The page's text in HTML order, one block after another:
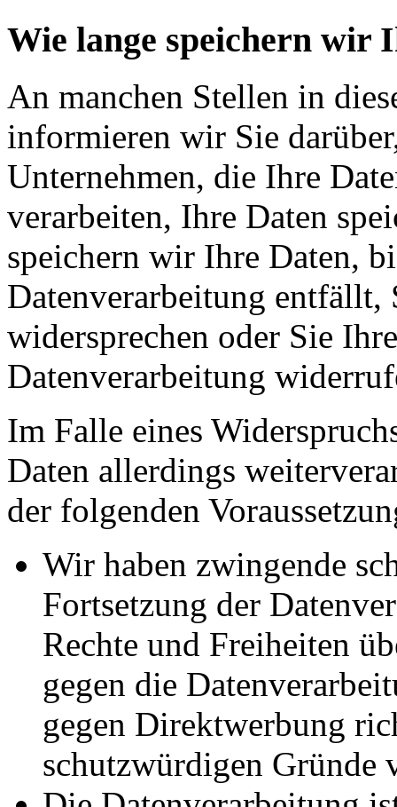
Wie lange speichern wir
An manchen Stellen in
informieren wir Sie
Unternehmen, die Ihre
verarbeiten, Ihre Daten
speichern wir Ihre Daten,
Datenverarbeitung entfällt,
widersprechen oder Sie
Datenverarbeitung
Im Falle eines
Daten allerdings
der folgenden
Wir haben zwingende
Fortsetzung der
Rechte und Freiheiten
gegen die
gegen Direktwerbung
schutzwürdigen Gründe